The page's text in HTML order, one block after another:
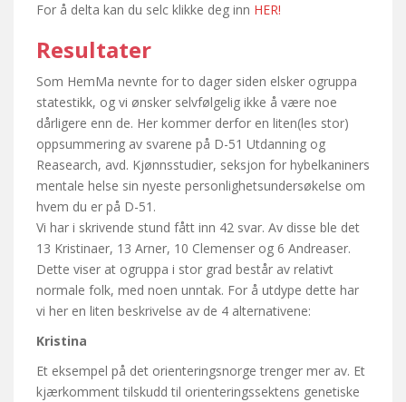
For å delta kan du selc klikke deg inn HER!
Resultater
Som HemMa nevnte for to dager siden elsker ogruppa
statestikk, og vi ønsker selvfølgelig ikke å være noe
dårligere enn de. Her kommer derfor en liten(les stor)
oppsummering av svarene på D-51 Utdanning og
Reasearch, avd. Kjønnsstudier, seksjon for hybelkaniners
mentale helse sin nyeste personlighetsundersøkelse om
hvem du er på D-51.
Vi har i skrivende stund fått inn 42 svar. Av disse ble det
13 Kristinaer, 13 Arner, 10 Clemenser og 6 Andreaser.
Dette viser at ogruppa i stor grad består av relativt
normale folk, med noen unntak. For å utdype dette har
vi her en liten beskrivelse av de 4 alternativene:
Kristina
Et eksempel på det orienteringsnorge trenger mer av. Et
kjærkomment tilskudd til orienteringssektens genetiske